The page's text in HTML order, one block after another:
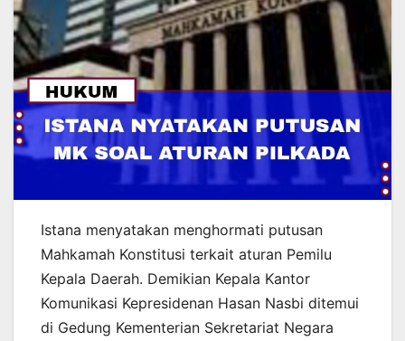
Istana menyatakan menghormati putusan
Mahkamah Konstitusi terkait aturan Pemilu
Kepala Daerah. Demikian Kepala Kantor
Komunikasi Kepresidenan Hasan Nasbi ditemui
di Gedung Kementerian Sekretariat Negara